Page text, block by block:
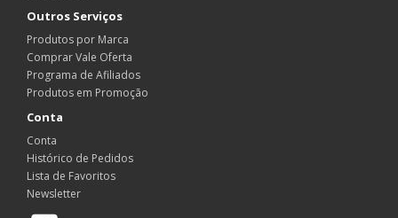
Outros Serviços
Produtos por Marca
Comprar Vale Oferta
Programa de Afiliados
Produtos em Promoção
Conta
Conta
Histórico de Pedidos
Lista de Favoritos
Newsletter